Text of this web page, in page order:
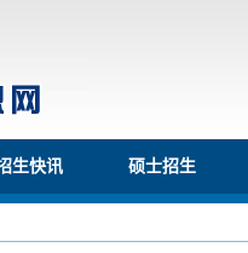
生快讯 硕士招生